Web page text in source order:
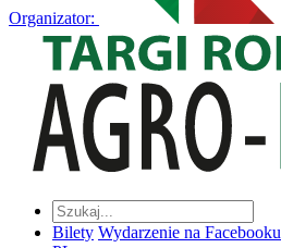
Organizator:
Bilety Wydarzenie na Facebooku